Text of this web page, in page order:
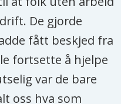
De gjorde
fått beskjed fra
fortsette å hjelpe
var de bare
oss hva som